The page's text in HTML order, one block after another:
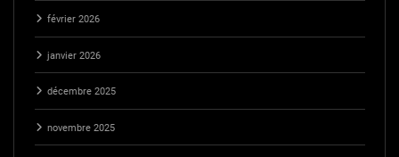
février 2026
janvier 2026
décembre 2025
novembre 2025